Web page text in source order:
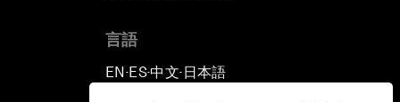
言語
EN ▪ ES▪中文▪ 日本語